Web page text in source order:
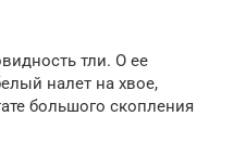
тли. О ее
налет на хвое,
большого скопления